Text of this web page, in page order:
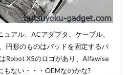
アル、ACアダプタ、ケーブル、
円形のものはパッドを固定するパ
Robot X5のロゴがあり、Alfawise
もない・・・OEMなのかな?